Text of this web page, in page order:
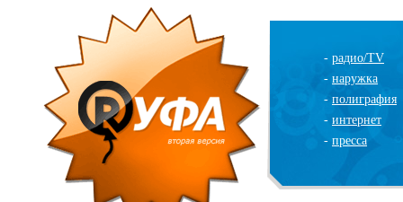
- радио/TV
- наружка
- полиграфия
- интернет
- пресса